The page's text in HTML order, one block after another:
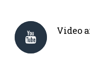
Video